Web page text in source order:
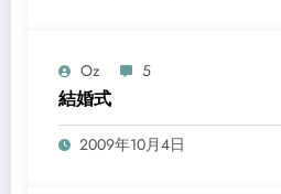
Oz 5
結婚式
2009年10月4日